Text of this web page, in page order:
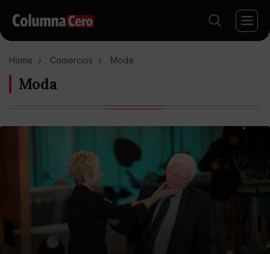
Home Comercios Moda
Moda